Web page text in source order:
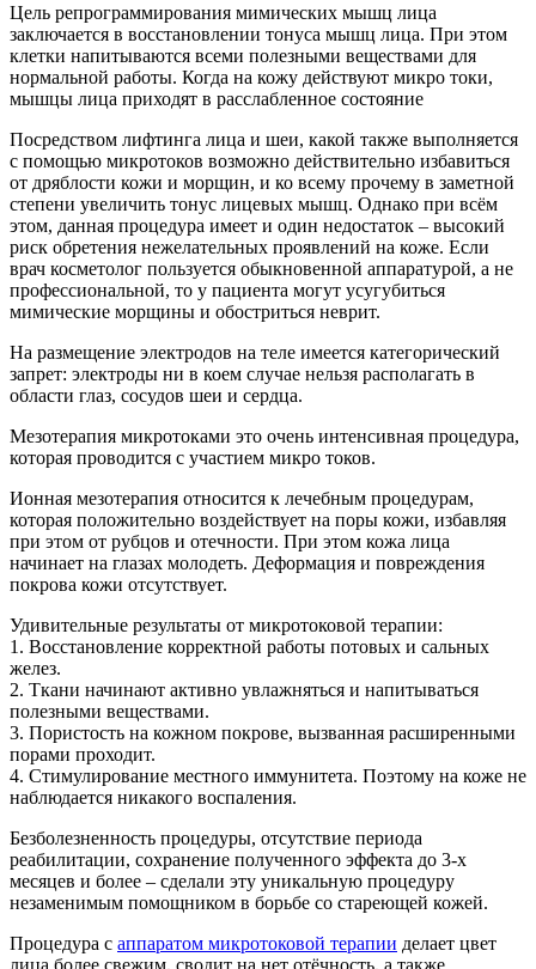
Цель репрограммирования мимических мышц лица
заключается в восстановлении тонуса мышц лица. При этом
клетки напитываются всеми полезными веществами для
нормальной работы. Когда на кожу действуют микро токи,
мышцы лица приходят в расслабленное состояние
Посредством лифтинга лица и шеи, какой также выполняется
с помощью микротоков возможно действительно избавиться
от дряблости кожи и морщин, и ко всему прочему в заметной
степени увеличить тонус лицевых мышц. Однако при всём
этом, данная процедура имеет и один недостаток – высокий
риск обретения нежелательных проявлений на коже. Если
врач косметолог пользуется обыкновенной аппаратурой, а не
профессиональной, то у пациента могут усугубиться
мимические морщины и обостриться неврит.
На размещение электродов на теле имеется категорический
запрет: электроды ни в коем случае нельзя располагать в
области глаз, сосудов шеи и сердца.
Мезотерапия микротоками это очень интенсивная процедура,
которая проводится с участием микро токов.
Ионная мезотерапия относится к лечебным процедурам,
которая положительно воздействует на поры кожи, избавляя
при этом от рубцов и отечности. При этом кожа лица
начинает на глазах молодеть. Деформация и повреждения
покрова кожи отсутствует.
Удивительные результаты от микротоковой терапии:
1. Восстановление корректной работы потовых и сальных
желез.
2. Ткани начинают активно увлажняться и напитываться
полезными веществами.
3. Пористость на кожном покрове, вызванная расширенными
порами проходит.
4. Стимулирование местного иммунитета. Поэтому на коже не
наблюдается никакого воспаления.
Безболезненность процедуры, отсутствие периода
реабилитации, сохранение полученного эффекта до 3-х
месяцев и более – сделали эту уникальную процедуру
незаменимым помощником в борьбе со стареющей кожей.
Процедура с аппаратом микротоковой терапии делает цвет
лица более свежим, сводит на нет отёчность, а также